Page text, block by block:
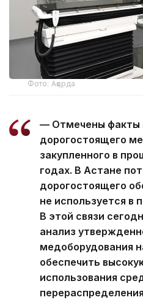
Фото: Ақорда
— Отмечены факты
дорогостоящего
закупленного в
годах. В Астане
дорогостоящего
не используется в
В этой связи
анализ
медоборудования
обеспечить
использования